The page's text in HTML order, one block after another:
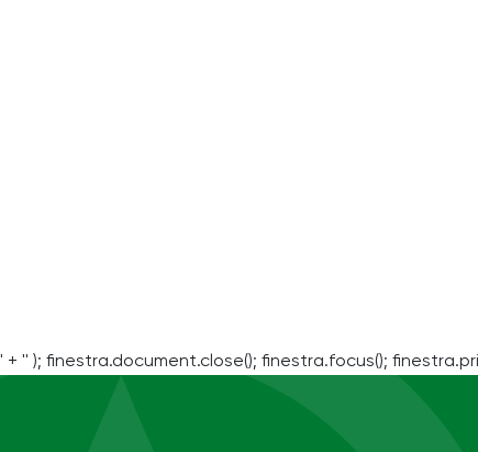
' + '' ); finestra.document.close(); finestra.focus();